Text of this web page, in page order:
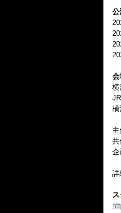
公
会
横
横
共
企
詳